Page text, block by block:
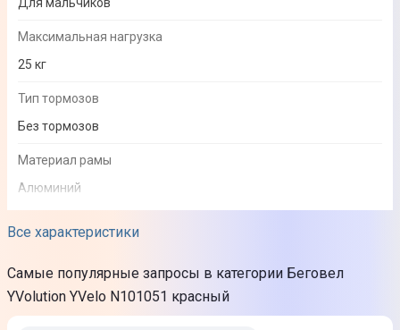
Все характеристики
Максимальная нагрузка
25 кг
Тип тормозов
Без тормозов
Материал рамы
Алюминий
Материал колес
Самые популярные запросы в категории Беговел
YVolution YVelo N101051 красный